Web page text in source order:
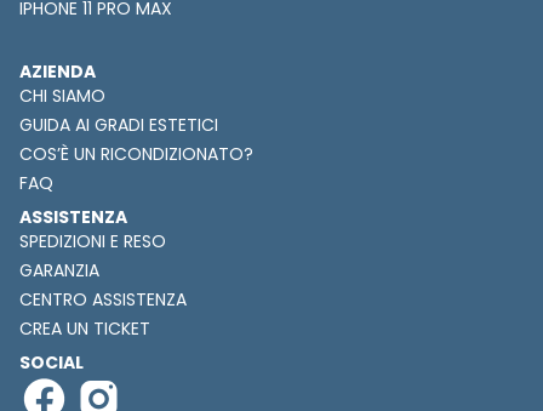
IPHONE 11 PRO MAX
AZIENDA
CHI SIAMO
GUIDA AI GRADI ESTETICI
COS’È UN RICONDIZIONATO?
FAQ
ASSISTENZA
SPEDIZIONI E RESO
GARANZIA
CENTRO ASSISTENZA
CREA UN TICKET
SOCIAL